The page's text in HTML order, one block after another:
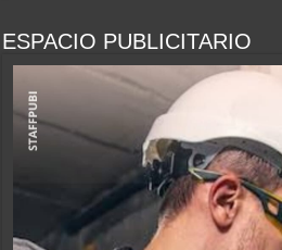
ESPACIO PUBLICITARIO